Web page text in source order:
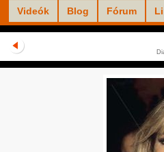
Videók Blog Fórum